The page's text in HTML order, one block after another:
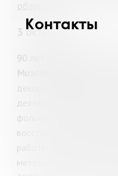
Контакты
область»
3 октября
90 лет со дня рождения
Мозолевской
декоративно-
деятеля. Участник
фольклора (1978).
восстановления
работы с мехом, кожей,
методического